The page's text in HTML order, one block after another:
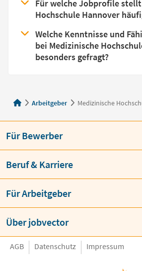
Für welche Jobprofile
Hochschule Hannover
Welche Kenntnisse und
bei Medizinische
besonders gefragt?
Arbeitgeber Medizinische
Für Bewerber
Beruf & Karriere
Für Arbeitgeber
Über jobvector
AGB Datenschutz Impressum